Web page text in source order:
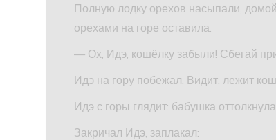
Полную лодку орехов насыпали,
орехами на горе оставила.
— Ох, Идэ, кошёлку забыли! Сбегай
Идэ на гору побежал. Видит: лежит
Идэ с горы глядит: бабушка
Закричал Идэ, заплакал: